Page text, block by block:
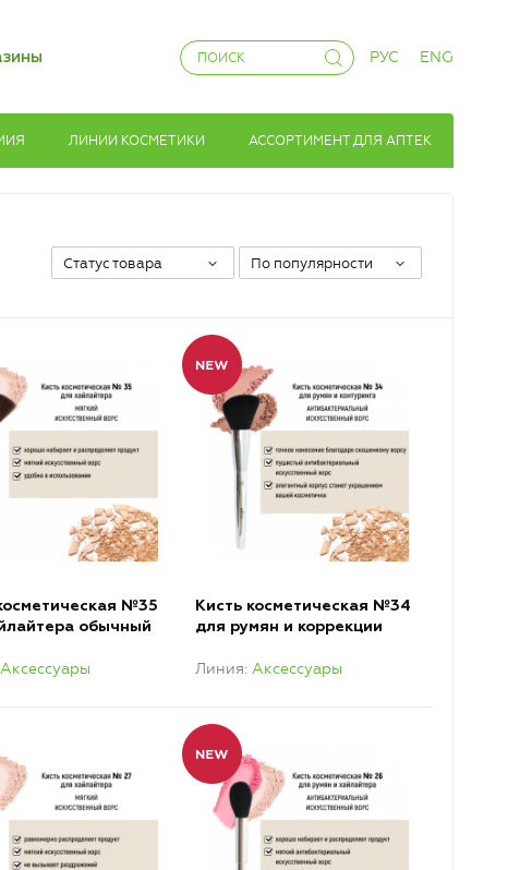
РУС ENG
ЛИНИИ КОСМЕТИКИ АССОРТИМЕНТ ДЛЯ АПТЕК
Статус товара По популярности
№35
обычный
Аксессуары
Кисть косметическая №34
для румян и коррекции
Линия Аксессуары